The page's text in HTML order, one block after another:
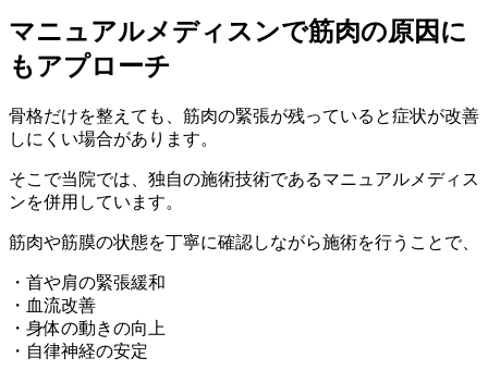
マニュアルメディスンで筋肉の原因に
もアプローチ
骨格だけを整えても、筋肉の緊張が残っていると症状が改善
しにくい場合があります。
そこで当院では、独自の施術技術であるマニュアルメディス
ンを併用しています。
筋肉や筋膜の状態を丁寧に確認しながら施術を行うことで、
・首や肩の緊張緩和
・血流改善
・身体の動きの向上
・自律神経の安定